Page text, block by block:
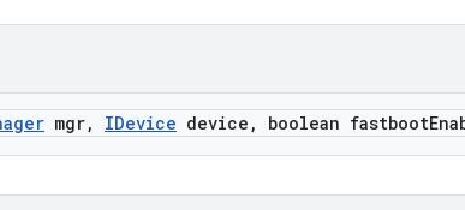
mgr, IDevice device , boolean fastboot